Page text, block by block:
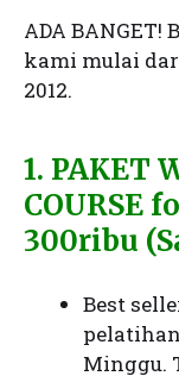
ADA BANGET!
kami mulai
2012.
1. PAKET
COURSE
300ribu
Best
Minggu.